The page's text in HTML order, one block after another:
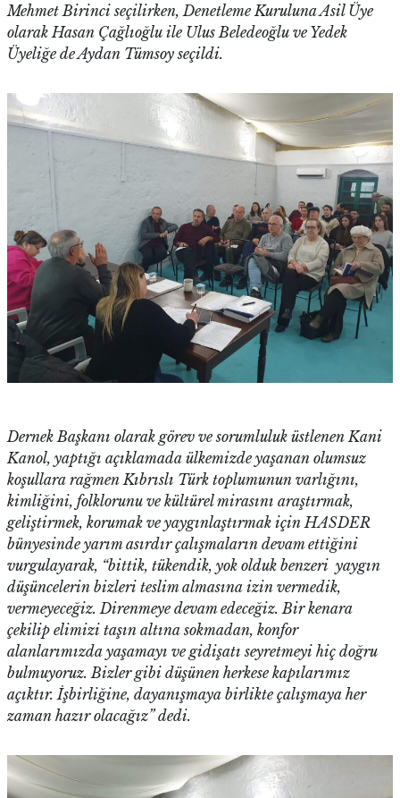
Mehmet Birinci seçilirken, Denetleme Kuruluna Asil Üye
olarak Hasan Çağlıoğlu ile Ulus Beledeoğlu ve Yedek
Üyeliğe de Aydan Tümsoy seçildi.
Dernek Başkanı olarak görev ve sorumluluk üstlenen Kani
Kanol, yaptığı açıklamada ülkemizde yaşanan olumsuz
koşullara rağmen Kıbrıslı Türk toplumunun varlığını,
kimliğini, folklorunu ve kültürel mirasını araştırmak,
geliştirmek, korumak ve yaygınlaştırmak için HASDER
bünyesinde yarım asırdır çalışmaların devam ettiğini
vurgulayarak, “bittik, tükendik, yok olduk benzeri yaygın
düşüncelerin bizleri teslim almasına izin vermedik,
vermeyeceğiz. Direnmeye devam edeceğiz. Bir kenara
çekilip elimizi taşın altına sokmadan, konfor
alanlarımızda yaşamayı ve gidişatı seyretmeyi hiç doğru
bulmuyoruz. Bizler gibi düşünen herkese kapılarımız
açıktır. İşbirliğine, dayanışmaya birlikte çalışmaya her
zaman hazır olacağız” dedi.